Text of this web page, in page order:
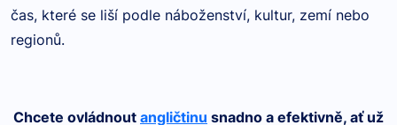
čas, které se liší podle náboženství, kultur, zemí nebo
regionů.
Chcete ovládnout angličtinu snadno a efektivně, ať už